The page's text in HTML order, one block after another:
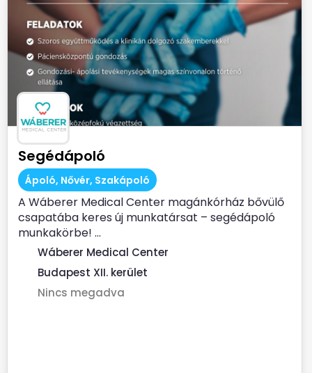
Segédápoló
Ápoló, Nővér, Szakápoló
A Wáberer Medical Center magánkórház bővülő
csapatába keres új munkatársat – segédápoló
munkakörbe! ...
Wáberer Medical Center
Budapest XII. kerület
Nincs megadva